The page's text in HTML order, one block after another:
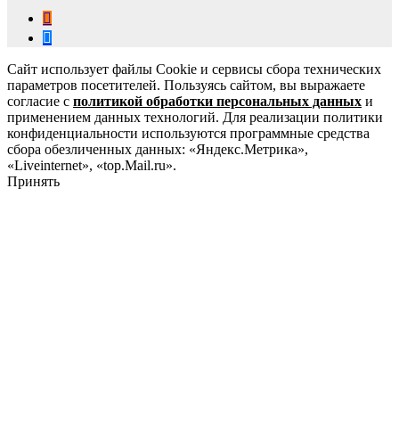
Сайт использует файлы Cookie и сервисы сбора технических
параметров посетителей. Пользуясь сайтом, вы выражаете
согласие с политикой обработки персональных данных и
применением данных технологий. Для реализации политики
конфиденциальности используются программные средства
сбора обезличенных данных: «Яндекс.Метрика»,
«Liveinternet», «top.Mail.ru».
Принять